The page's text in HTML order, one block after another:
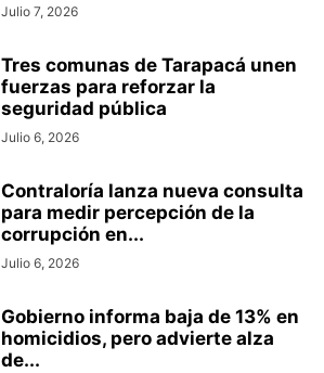
Julio 7, 2026
Tres comunas de Tarapacá unen
fuerzas para reforzar la
seguridad pública
Julio 6, 2026
Contraloría lanza nueva consulta
para medir percepción de la
corrupción en...
Julio 6, 2026
Gobierno informa baja de 13% en
homicidios, pero advierte alza
de...